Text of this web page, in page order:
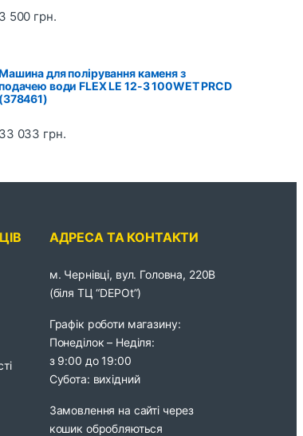
3 500 грн.
для полірування каменя з
води FLEX LE 12-3 100WET PRCD
(378461)
33 033 грн.
АДРЕСА ТА КОНТАКТИ
м. Чернівці, вул. Головна, 220В
(біля ТЦ “DEPOt”)
Графік роботи магазину:
Понеділок – Неділя:
з 9:00 до 19:00
Субота: вихідний
Замовлення на сайті через
кошик обробляються